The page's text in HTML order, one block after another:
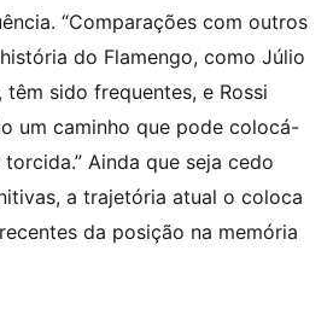
“Comparações com outros
do Flamengo, como Júlio
têm sido frequentes, e Rossi
um caminho que pode colocá-
Ainda que seja cedo
a trajetória atual o coloca
da posição na memória